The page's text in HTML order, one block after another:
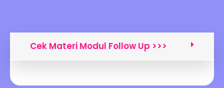
Cek Materi Modul Follow Up >>>